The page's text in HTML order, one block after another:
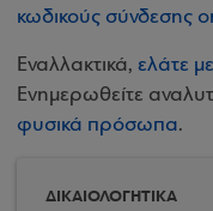
κωδικούς σύνδεσης
Εναλλακτικά, ελάτε
Ενημερωθείτε
φυσικά πρόσωπα.
ΔΙΚΑΙΟΛΟΓΗΤΙΚΑ